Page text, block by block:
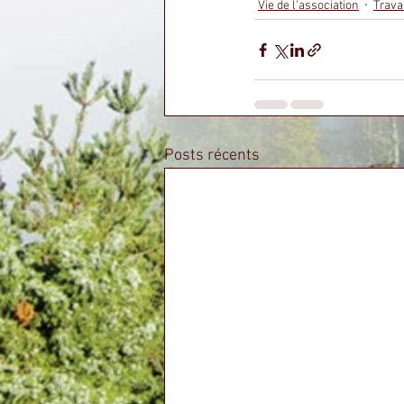
Vie de l'association
Posts récents